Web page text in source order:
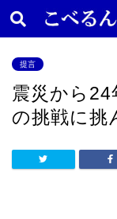
提言
震災から24
の挑戦に挑